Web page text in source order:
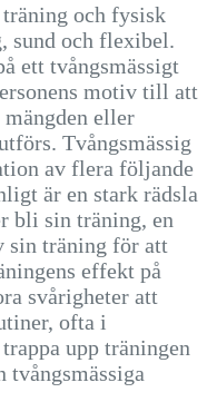
och fysisk
sund och flexibel.
ett tvångsmässigt
motiv till att
eller
Tvångsmässig
av flera följande
är en stark rädsla
bli sin träning, en
sin träning för att
effekt på
svårigheter att
ofta i
upp träningen
tvångsmässiga